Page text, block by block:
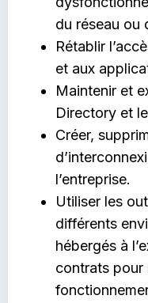
du réseau ou
Rétablir
et aux
Maintenir et
Directory et
Créer,
l’entreprise.
Utiliser les
différents
hébergés à
contrats pour